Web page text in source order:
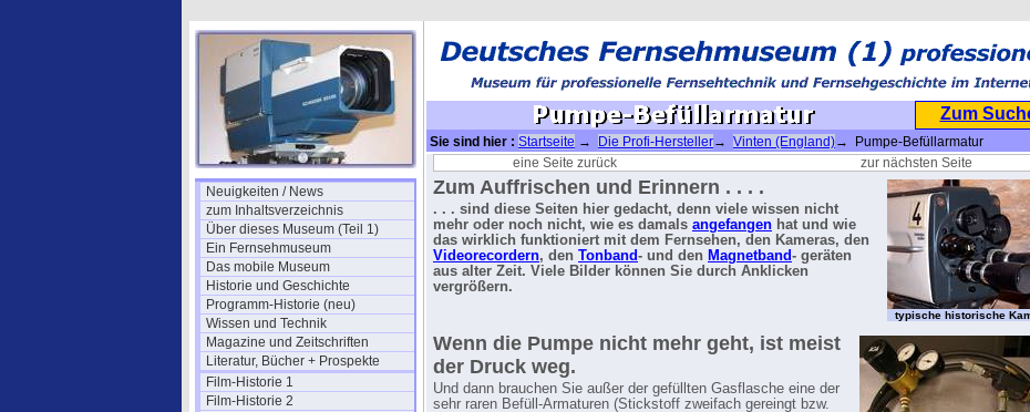
Neuigkeiten / News
zum Inhaltsverzeichnis
Über dieses Museum (Teil 1)
Ein Fernsehmuseum
Das mobile Museum
Historie und Geschichte
Programm-Historie (neu)
Wissen und Technik
Magazine und Zeitschriften
Literatur, Bücher + Prospekte
Film-Historie 1
Film-Historie 2
Zum
Sie sind hier : Startseite → Die Profi-Hersteller→ Vinten (England)→ Pumpe-Befüllarmatur
eine Seite zurück
zur nächsten Seite
typische historische
Zum Auffrischen und Erinnern . . . .
. . . sind diese Seiten hier gedacht, denn viele wissen nicht
mehr oder noch nicht, wie es damals angefangen hat und wie
das wirklich funktioniert mit dem Fernsehen, den Kameras, den
Videorecordern, den Tonband- und den Magnetband- geräten
aus alter Zeit. Viele Bilder können Sie durch Anklicken
vergrößern.
Wenn die Pumpe nicht mehr geht, ist meist
der Druck weg.
Und dann brauchen Sie außer der gefüllten Gasflasche eine der
sehr raren Befüll-Armaturen (Stickstoff zweifach gereingt bzw.